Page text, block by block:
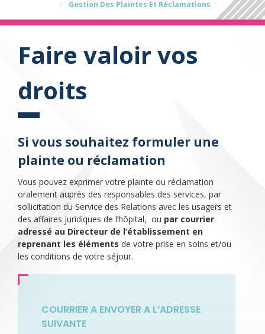
Gestion Des Plaintes Et Réclamations
Faire valoir vos
droits
Si vous souhaitez formuler une
plainte ou réclamation
Vous pouvez exprimer votre plainte ou réclamation
oralement auprès des responsables des services, par
sollicitation du Service des Relations avec les usagers et
des affaires juridiques de l’hôpital, ou par courrier
adressé au Directeur de l’établissement en
reprenant les éléments de votre prise en soins et/ou
les conditions de votre séjour.
COURRIER A ENVOYER A L’ADRESSE
SUIVANTE